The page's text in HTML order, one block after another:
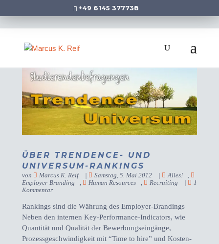
+49 6145 377738
ÜBER TRENDENCE- UND
UNIVERSUM-RANKINGS
von Marcus K. Reif | Samstag, 5. Mai 2012 | Alles!
,
Employer-Branding
, Human Resources , Recruiting |
1
Kommentar
Rankings sind die Währung des Employer-Brandings
Neben den internen Key-Performance-Indicators, wie
Quantität und Qualität der Bewerbungseingänge,
Prozessgeschwindigkeit mit “Time to hire” und Kosten-